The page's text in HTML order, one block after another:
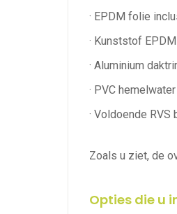
· EPDM folie
· Kunststof
· Aluminium
· PVC
· Voldoende
Zoals u ziet, de
Opties die u